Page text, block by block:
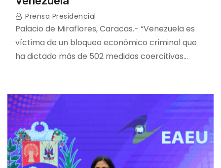
Prensa Presidencial
Palacio de Miraflores, Caracas.- “Venezuela es
víctima de un bloqueo económico criminal que
ha dictado más de 502 medidas coercitivas…